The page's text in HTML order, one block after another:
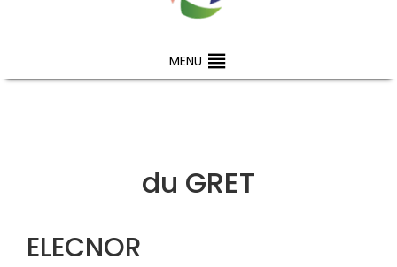
MENU
du GRET
ELECNOR